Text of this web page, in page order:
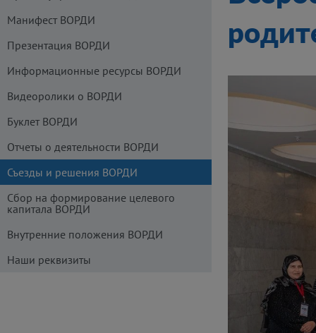
Манифест ВОРДИ
Презентация ВОРДИ
Информационные ресурсы ВОРДИ
Видеоролики о ВОРДИ
Буклет ВОРДИ
Отчеты о деятельности ВОРДИ
Съезды и решения ВОРДИ
Сбор на формирование целевого
капитала ВОРДИ
Внутренние положения ВОРДИ
Наши реквизиты